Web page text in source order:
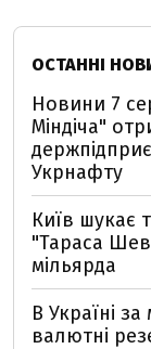
ОСТАННІ
Новини 7
Міндіча"
Укрнафту
Київ шукає
"Тараса
мільярда
В Україні
валютні